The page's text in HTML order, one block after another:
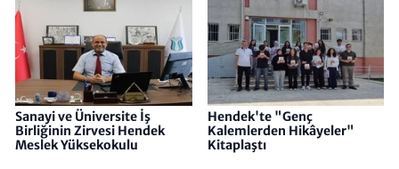
Sanayi ve Üniversite İş
Birliğinin Zirvesi Hendek
Meslek Yüksekokulu
Hendek'te "Genç
Kalemlerden Hikâyeler"
Kitaplaştı